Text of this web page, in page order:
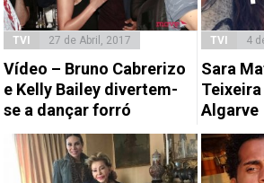
TVI 27 de Abril, 2017
Vídeo – Bruno Cabrerizo
e Kelly Bailey divertem-
se a dançar forró
TVI 4
Sara
Algarve